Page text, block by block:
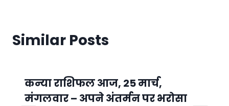
Similar Posts
कन्या राशिफल आज, 25 मार्च,
मंगलवार – अपने अंतर्मन पर भरोसा